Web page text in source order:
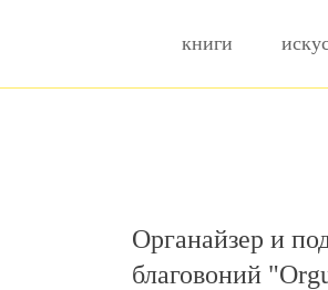
книги
Органайзер и
благовоний